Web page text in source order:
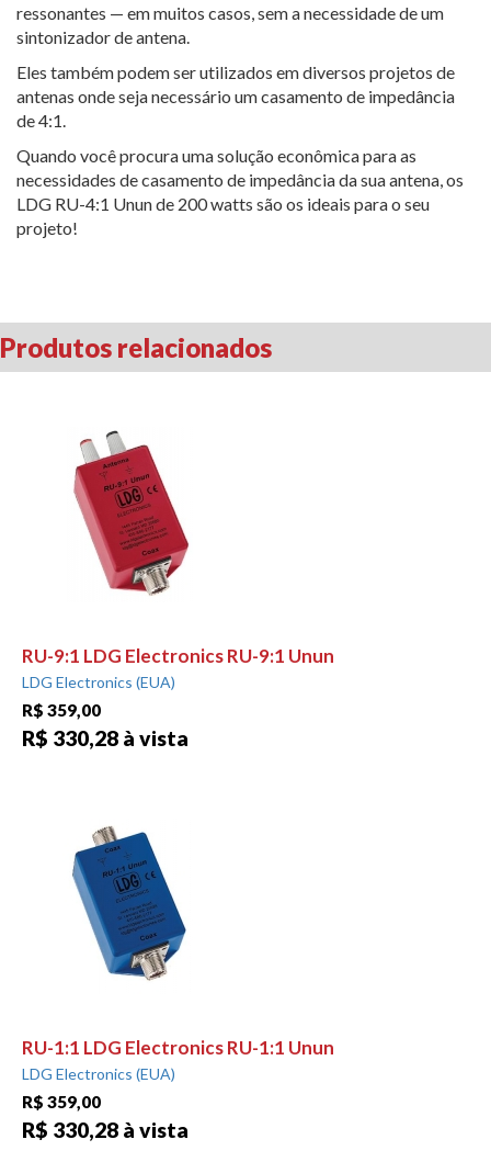
ressonantes — em muitos casos, sem a necessidade de um
sintonizador de antena.
Eles também podem ser utilizados em diversos projetos de
antenas onde seja necessário um casamento de impedância
de 4:1.
Quando você procura uma solução econômica para as
necessidades de casamento de impedância da sua antena, os
LDG RU-4:1 Unun de 200 watts são os ideais para o seu
projeto!
Produtos relacionados
RU-9:1 LDG Electronics RU-9:1 Unun
LDG Electronics (EUA)
R$ 359,00
R$ 330,28 à vista
RU-1:1 LDG Electronics RU-1:1 Unun
LDG Electronics (EUA)
R$ 359,00
R$ 330,28 à vista